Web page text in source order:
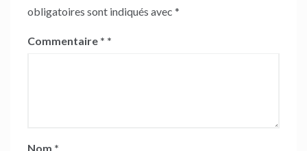
obligatoires sont indiqués avec *
Commentaire *
Nom *